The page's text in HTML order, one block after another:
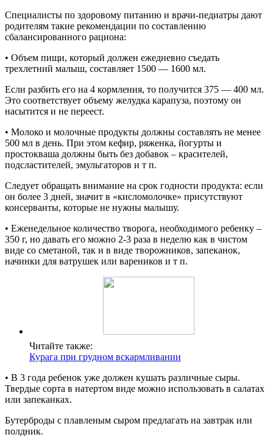
Специалисты по здоровому питанию и врачи-педиатры дают
родителям такие рекомендации по составлению
сбалансированного рациона:
• Объем пищи, который должен ежедневно съедать
трехлетний малыш, составляет 1500 — 1600 мл.
Если разбить его на 4 кормления, то получится 375 — 400 мл.
Это соответствует объему желудка карапуза, поэтому он
насытится и не переест.
• Молоко и молочные продукты должны составлять не менее
500 мл в день. При этом кефир, ряженка, йогурты и
простокваша должны быть без добавок – красителей,
подсластителей, эмульгаторов и т п.
Следует обращать внимание на срок годности продукта: если
он более 3 дней, значит в «кисломолочке» присутствуют
консерванты, которые не нужны малышу.
• Еженедельное количество творога, необходимого ребенку –
350 г, но давать его можно 2-3 раза в неделю как в чистом
виде со сметаной, так и в виде творожников, запеканок,
начинки для ватрушек или вареников и т п.
Читайте также:
Курага при грудном вскармливании
• В 3 года ребенок уже должен кушать различные сыры.
Твердые сорта в натертом виде можно использовать в салатах
или запеканках.
Бутерброды с плавленым сыром предлагать на завтрак или
полдник.